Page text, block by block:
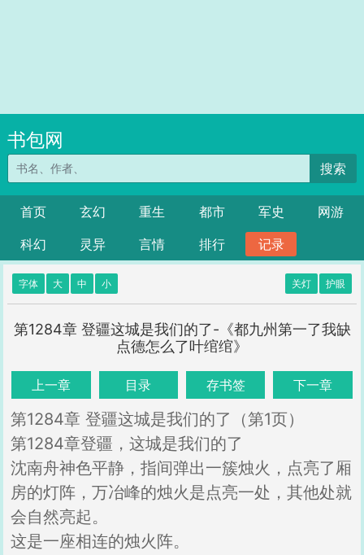
书包网
搜索
首页 玄幻 重生 都市 军史
网游
科幻
灵异 言情 排行 记录
字体 大 中 小 关灯 护眼
第1284章 登疆这城是我们的了-《都九州第一了我缺
点德怎么了叶绾绾》
上一章 目录 存书签 下一章
第1284章 登疆这城是我们的了（第1页）
第1284章登疆，这城是我们的了
沈南舟神色平静，指间弹出一簇烛火，点亮了厢
房的灯阵，万冶峰的烛火是点亮一处，其他处就
会自然亮起。
这是一座相连的烛火阵。